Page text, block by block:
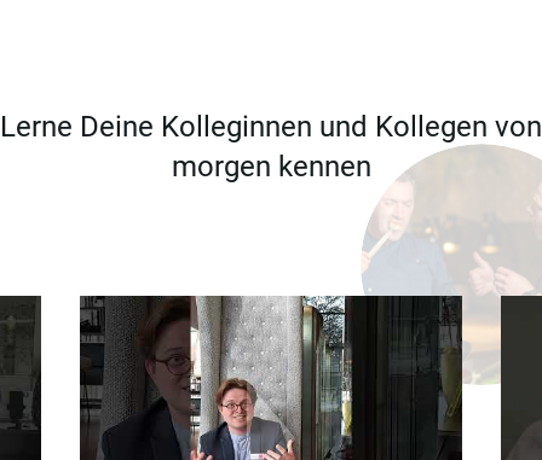
Lerne Deine Kolleginnen und Kollegen von
morgen kennen